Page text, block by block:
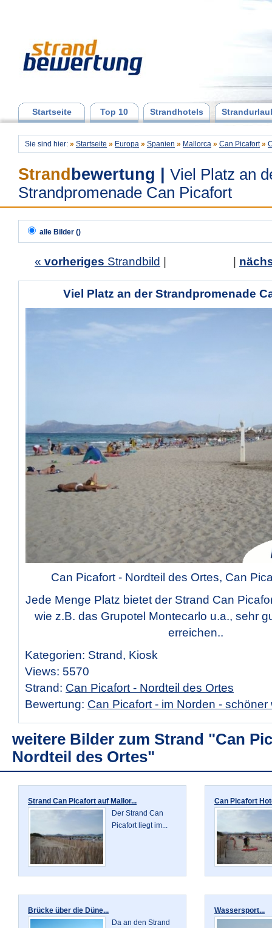
Startseite Top 10 Strandhotels
Sie sind hier: » Startseite » Europa » Spanien » Mallorca » Can Picafort »
Strand bewertung
Viel Platz an
Strandpromenade Can Picafort
alle Bilder ()
« vorheriges Strandbild
Viel Platz an der Strandpromenade
Can Picafort - Nordteil des Ortes, Can
Jede Menge Platz bietet der Strand Can
wie z.B. das Grupotel Montecarlo u.a., sehr
erreichen..
Kategorien: Strand, Kiosk
Views: 5570
Strand: Can Picafort - Nordteil des Ortes
Bewertung: Can Picafort - im Norden - schöner
weitere Bilder zum Strand "Can
Nordteil des Ortes"
Strand Can Picafort auf Mallor...
Der Strand Can
Picafort liegt im...
Can Picafort
Brücke über die Düne...
Da an den Strand
Wassersport...